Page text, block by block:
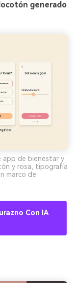
generado
app de bienestar y
y rosa, tipografía
marco de
Con IA